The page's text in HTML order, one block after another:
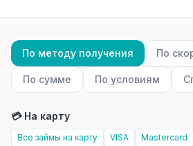
По методу получения По
По сумме По условиям
💳 На карту
Все займы на карту VISA Mastercard